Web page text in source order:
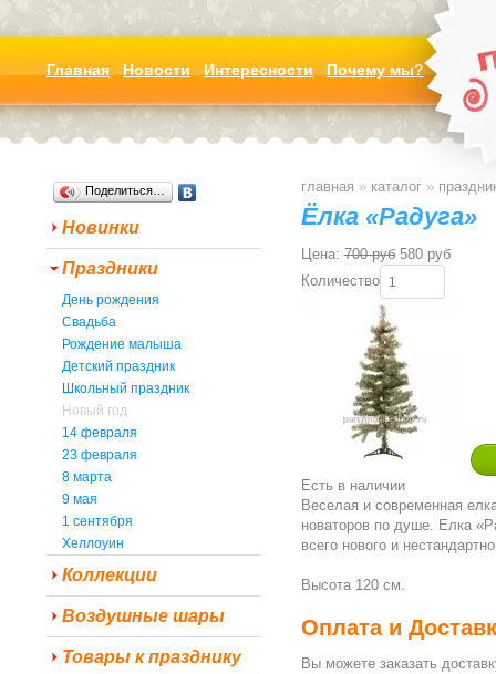
Главная Новости Интересности Почему мы?
Поделиться…
Новинки
Праздники
День рождения
Свадьба
Рождение малыша
Детский праздник
Школьный праздник
Новый год
14 февраля
23 февраля
8 марта
9 мая
1 сентября
Хеллоуин
Коллекции
Воздушные шары
Товары к празднику
главная » каталог »
Ёлка «Радуга»
Цена: 700 руб 580 руб
Количество
Есть в наличии
Веселая и современная
новаторов по душе. Елка
всего нового и
Высота 120 см.
Оплата и
Вы можете заказать